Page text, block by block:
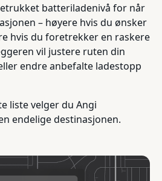
batteriladenivå for når
– høyere hvis du ønsker
hvis du foretrekker en raskere
vil justere ruten din
endre anbefalte ladestopp
liste velger du Angi
endelige destinasjonen.